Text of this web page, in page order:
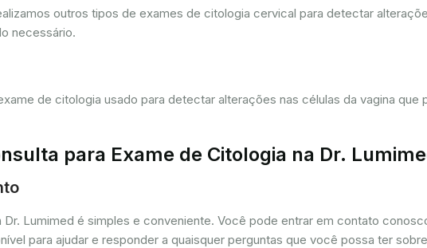
outros tipos de exames de citologia cervical para detectar
necessário.
de citologia usado para detectar alterações nas células da vagina
para Exame de Citologia na Dr.
Lumimed é simples e conveniente. Você pode entrar em contato
para ajudar e responder a quaisquer perguntas que você possa ter